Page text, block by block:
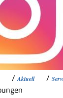
/Aktuell /